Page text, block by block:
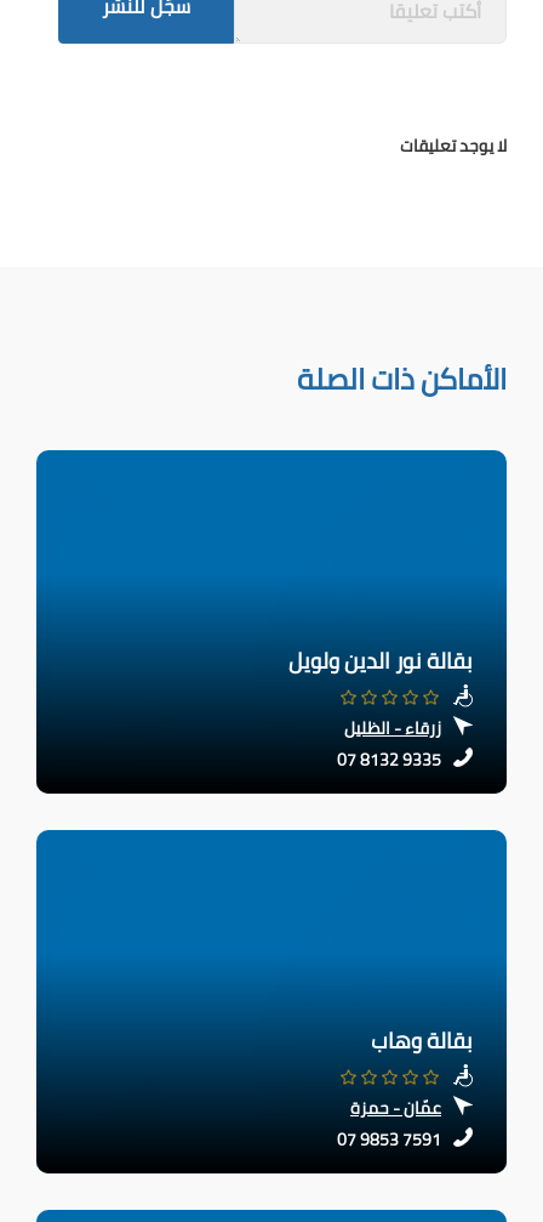
لا يوجد تعليقات
الأماكن ذات الصلة
بقالة نور الدين ولويل
زرقاء - الظليل
07 8132 9335
بقالة وهاب
عمّان - حمزة
07 9853 7591